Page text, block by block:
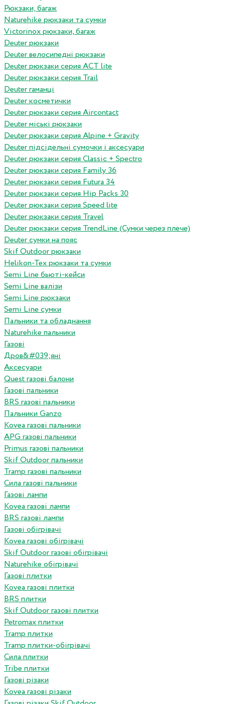
Рюкзаки, багаж
Naturehike рюкзаки та сумки
Victorinox рюкзаки, багаж
Deuter рюкзаки
Deuter велосипедні рюкзаки
Deuter рюкзаки серия ACT lite
Deuter рюкзаки серия Trail
Deuter гаманці
Deuter косметички
Deuter рюкзаки серия Aircontact
Deuter міські рюкзаки
Deuter рюкзаки серия Alpine + Gravity
Deuter підсідельні сумочки і аксесуари
Deuter рюкзаки серия Classic + Spectro
Deuter рюкзаки серия Family 36
Deuter рюкзаки серия Futura 34
Deuter рюкзаки серия Hip Packs 30
Deuter рюкзаки серия Speed lite
Deuter рюкзаки серия Travel
Deuter рюкзаки серия TrendLine (Сумки через плече)
Deuter сумки на пояс
Skif Outdoor рюкзаки
Helikon-Tex рюкзаки та сумки
Semi Line бьюті-кейси
Semi Line валізи
Semi Line рюкзаки
Semi Line сумки
Пальники та обладнання
Naturehike пальники
Газові
Дров&#039;яні
Аксесуари
Quest газові балони
Газові пальники
BRS газові пальники
Пальники Ganzo
Kovea газові пальники
APG газові пальники
Primus газові пальники
Skif Outdoor пальники
Tramp газові пальники
Сила газові пальники
Газові лампи
Kovea газові лампи
BRS газові лампи
Газові обігрівачі
Kovea газові обігрівачі
Skif Outdoor газові обігрівачі
Naturehike обігрівачі
Газові плитки
Kovea газові плитки
BRS плитки
Skif Outdoor газові плитки
Petromax плитки
Tramp плитки
Tramp плитки-обігрівачі
Сила плитки
Tribe плитки
Газові різаки
Kovea газові різаки